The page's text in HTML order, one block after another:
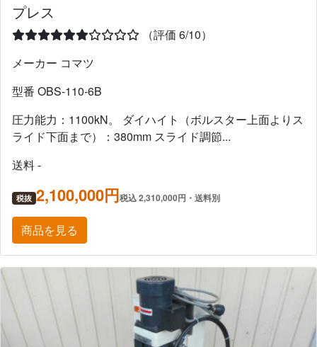
プレス
（評価 6/10）
メーカー コマツ
型番 OBS-110-6B
圧力能力：1100kN。 ダイハイト（ボルスター上面よりス
ライド下面まで）：380mm スライド調節...
送料 -
税抜 2,100,000円税込 2,310,000円・送料別
商品を見る